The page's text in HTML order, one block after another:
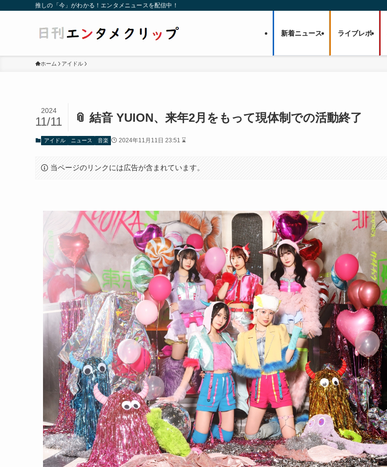
推しの「今」がわかる！エンタメニュースを配信中！
新着ニュース ライブレポ
ホーム アイドル
📎 結音 YUION、来年2月をもって現体制での活動終了
2024
11/11
アイドル ニュース 音楽 2024年11月11日 23:51 ⌛
当ページのリンクには広告が含まれています。